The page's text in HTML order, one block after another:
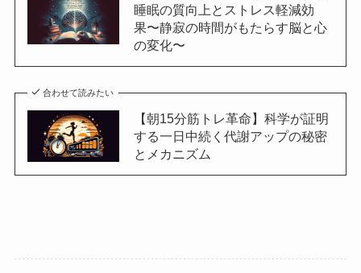
睡眠の質向上とストレス軽減効
果〜静寂の時間がもたらす脳と心
の変化〜
合わせて読みたい
【朝15分筋トレ革命】科学が証明
する一日中続く代謝アップの秘密
とメカニズム